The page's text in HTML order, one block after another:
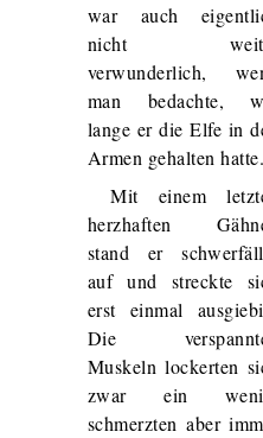
war auch
nicht
verwunderlich,
man bedachte,
lange er die Elfe in
Armen gehalten
Mit einem
herzhaften
stand er
auf und streckte
erst einmal
Die
Muskeln lockerten
zwar ein
schmerzten aber